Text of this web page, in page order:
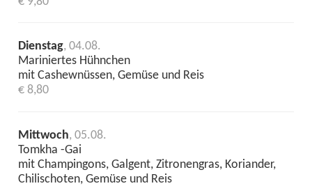
Dienstag, 04.08.
Mariniertes Hühnchen
mit Cashewnüssen, Gemüse und Reis
€ 8,80
Mittwoch, 05.08.
Tomkha -Gai
mit Champingons, Galgent, Zitronengras, Koriander,
Chilischoten, Gemüse und Reis